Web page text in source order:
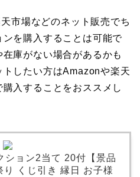
市場などのネット販売でち
を購入することは可能で
庫がない場合があるかも
トしたい方はAmazonや楽天
入することをおススメし
ション2当て 20付【景品
り くじ引き 縁日 お子様